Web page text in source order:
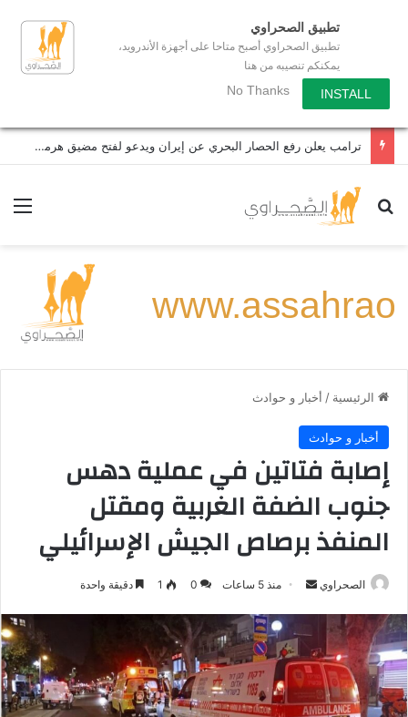
تطبيق الصحراوي
تطبيق الصحراوي أصبح متاحا على أجهزة الأندرويد،
يمكنكم تنصيبه من هنا
No Thanks INSTALL
ترامب يعلن رفع الحصار البحري عن إيران ويدعو لفتح مضيق هرمز أمام الملاحة
بحث عن
الرئيسية / أخبار و حوادث
أخبار و حوادث
إصابة فتاتين في عملية دهس
جنوب الضفة الغربية ومقتل
المنفذ برصاص الجيش الإسرائيلي
الصحراوي
أرسل
إلكترونيا
منذ 5 ساعات 0
1 دقيقة واحدة